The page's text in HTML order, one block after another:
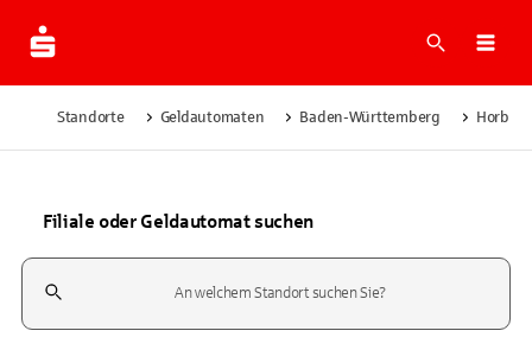
Suche
Standorte Geldautomaten Baden-Württemberg Horb
Filiale oder Geldautomat suchen
Suchfeld